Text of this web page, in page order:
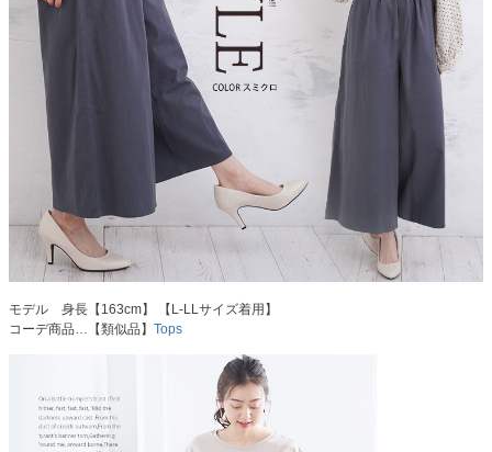
モデル 身長【163cm】 【L-LLサイズ着用】
コーデ商品…【類似品】 Tops